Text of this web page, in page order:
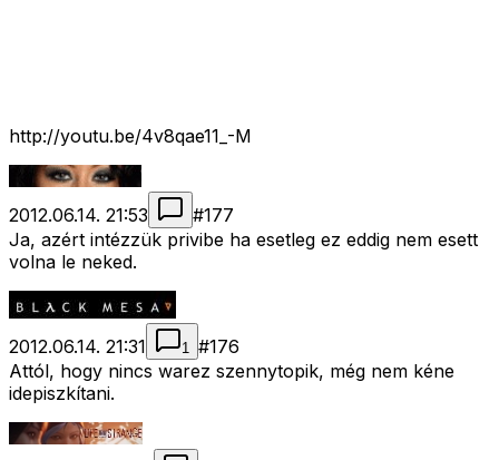
http://youtu.be/4v8qae11_-M
2012.06.14. 21:53 #177
Ja, azért intézzük privibe ha esetleg ez eddig nem esett
volna le neked.
2012.06.14. 21:31 1 #176
Attól, hogy nincs warez szennytopik, még nem kéne
idepiszkítani.